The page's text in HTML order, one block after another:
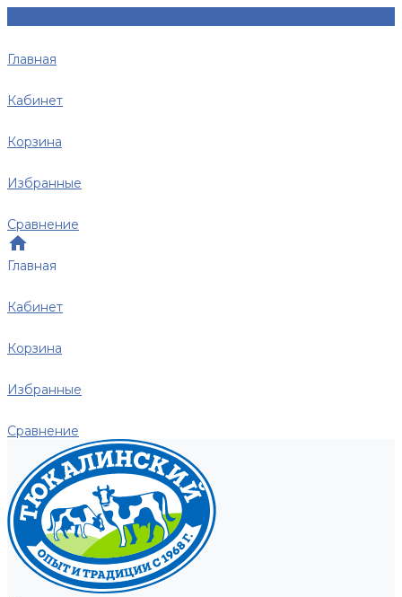
Главная
Кабинет
Корзина
Избранные
Сравнение
Главная
Кабинет
Корзина
Избранные
Сравнение